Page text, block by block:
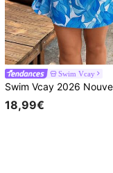
Swim Vcay
18,99€